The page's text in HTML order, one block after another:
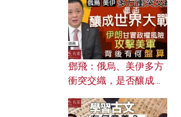
何避免遭AI演算法操
控？
鄧飛：俄烏、美伊多方
衝突交織，是否釀成世
風險攻擊美軍，背後有